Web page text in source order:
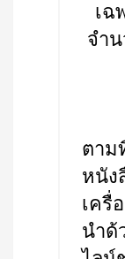
เฉ
จำ
ตาม
หนัง
เครื่
นำด้